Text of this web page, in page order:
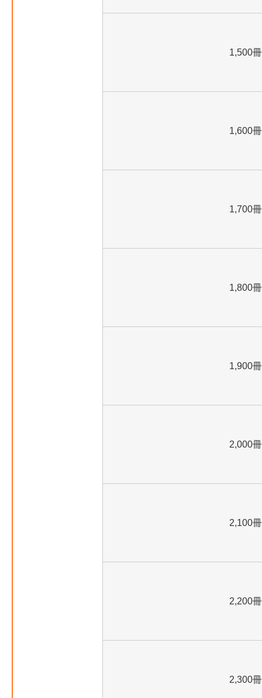
1,500冊
1,600冊
1,700冊
1,800冊
1,900冊
2,000冊
2,100冊
2,200冊
2,300冊